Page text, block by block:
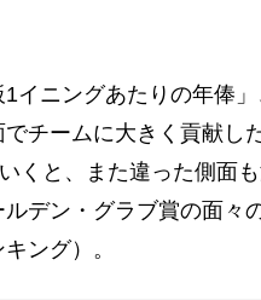
イニングあたりの年俸
チームに大きく貢献し
くと、また違った側面
デン・グラブ賞の面々
ング）。